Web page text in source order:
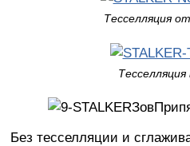
Тесселляция
Тесселляция
Без тесселляции и